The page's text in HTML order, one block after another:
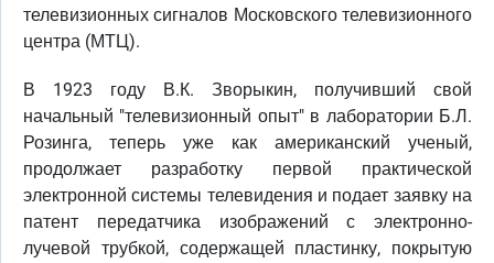
телевизионных сигналов Московского телевизионного
центра (МТЦ).
В 1923 году В.К. Зворыкин, получивший свой
начальный "телевизионный опыт" в лаборатории Б.Л.
Розинга, теперь уже как американский ученый,
продолжает разработку первой практической
электронной системы телевидения и подает заявку на
патент передатчика изображений с электронно-
лучевой трубкой, содержащей пластинку, покрытую